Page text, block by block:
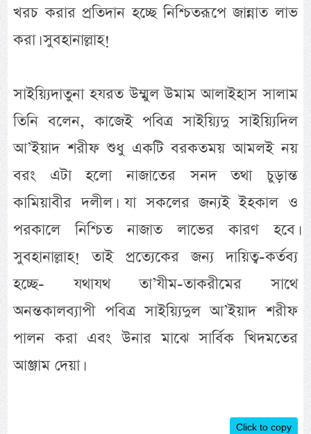
খরচ করার প্রতিদান হচ্ছে নিশ্চিতরূপে জান্নাত লাভ
করা। সুবহানাল্লাহ!
সাইয়্যিদাতুনা হযরত উম্মুল উমাম আলাইহাস সালাম
তিনি বলেন, কাজেই পবিত্র সাইয়্যিদু সাইয়্যিদিল
আ’ইয়াদ শরীফ শুধু একটি বরকতময় আমলই নয়
বরং এটা হলো নাজাতের সনদ তথা চুড়ান্ত
কামিয়াবীর দলীল। যা সকলের জন্যই ইহকাল ও
পরকালে নিশ্চিত নাজাত লাভের কারণ হবে।
সুবহানাল্লাহ! তাই প্রত্যেকের জন্য দায়িত্ব-কর্তব্য
হচ্ছে- যথাযথ তা’যীম-তাকরীমের সাথে
অনন্তকালব্যাপী পবিত্র সাইয়্যিদুল আ’ইয়াদ শরীফ
পালন করা এবং উনার মাঝে সার্বিক খিদমতের
আঞ্জাম দেয়া।
Click to copy